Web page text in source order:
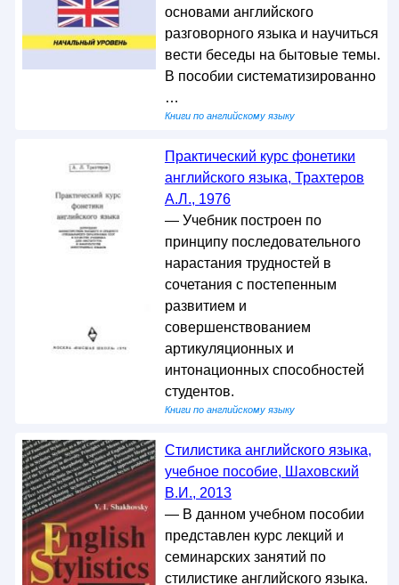
основами английского
разговорного языка и научиться
вести беседы на бытовые темы.
В пособии систематизированно
…
Книги по английскому языку
Практический курс фонетики
английского языка, Трахтеров
А.Л., 1976
— Учебник построен по
принципу последовательного
нарастания трудностей в
сочетания с постепенным
развитием и
совершенствованием
артикуляционных и
интонационных способностей
студентов.
Книги по английскому языку
Стилистика английского языка,
учебное пособие, Шаховский
В.И., 2013
— В данном учебном пособии
представлен курс лекций и
семинарских занятий по
стилистике английского языка.